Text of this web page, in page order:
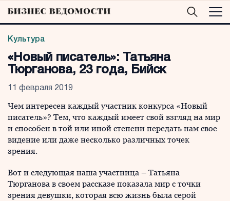
Культура
«Новый писатель»: Татьяна
Тюрганова, 23 года, Бийск
11 февраля 2019
Чем интересен каждый участник конкурса «Новый
писатель»? Тем, что каждый имеет свой взгляд на мир
и способен в той или иной степени передать нам свое
видение или даже несколько различных точек
зрения.
Вот и следующая наша участница – Татьяна
Тюрганова в своем рассказе показала мир с точки
зрения девушки, которая всю жизнь была серой